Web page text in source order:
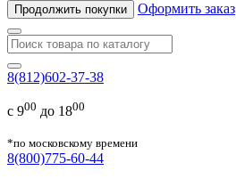
Продолжить покупки Оформить заказ
8(812)602-37-38
с 900 до 1800
*по московскому времени
8(800)775-60-44